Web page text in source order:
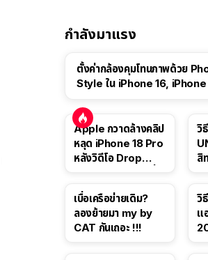
กำลังมาแรง
ตั้งค่ากล้องคุมโทนภาพด้วย
Style ใน iPhone 16, iPhone
Apple กวาดล้างคลิป
หลุด iPhone 18 Pro
หลังวิดีโอ Drop
วิ
สิ
เบื่อเครือข่ายเดิม?
ลองย้ายมา my by
CAT กันเถอะ !!!
วิ
แ